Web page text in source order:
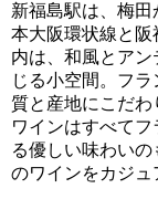
新福島駅は、梅
本大阪環状線と
内は、和風とア
じる小空間。フ
質と産地にこだわ
ワインはすべて
る優しい味わい
のワインをカジュ